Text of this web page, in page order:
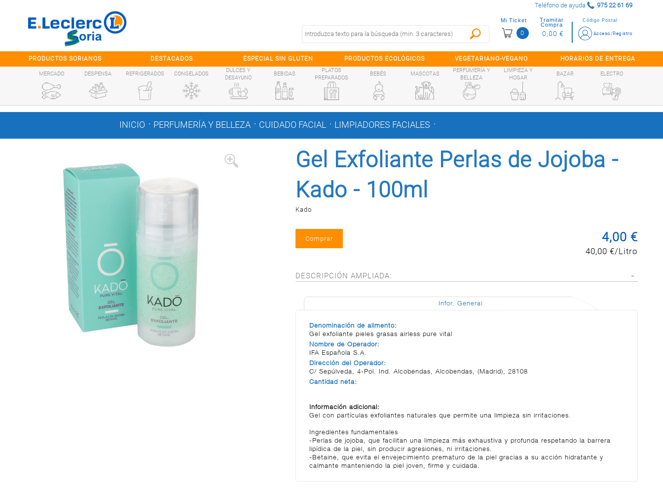
Teléfono de ayuda 975 22 61 69
Código Postal
Acceso/Registro
Mi Ticket
0
Tramitar
Compra
0,00 €
PRODUCTOS SORIANOS DESTACADOS ESPECIAL SIN GLUTEN PRODUCTOS ECOLÓGICOS VEGETARIANO-VEGANO HORARIOS DE ENTREGA
MERCADO DESPENSA REFRIGERADOS CONGELADOS
DULCES Y
DESAYUNO
BEBIDAS
PLATOS
PREPARADOS
BEBÉS MASCOTAS
PERFUMERÍA Y
BELLEZA
LIMPIEZA Y
HOGAR
BAZAR ELECTRO
INICIO . PERFUMERÍA Y BELLEZA . CUIDADO FACIAL . LIMPIADORES FACIALES .
Gel Exfoliante Perlas de Jojoba -
Kado - 100ml
Kado
4,00 €
40,00 €/Litro
DESCRIPCIÓN AMPLIADA:
Infor. General
Denominación de alimento:
Gel exfoliante pieles grasas airless pure vital
Nombre de Operador:
IFA Española S.A.
Dirección del Operador:
C/ Sepúlveda, 4-Pol. Ind. Alcobendas, Alcobendas, (Madrid), 28108
Cantidad neta:
Información adicional:
Gel con partículas exfoliantes naturales que permite una limpieza sin irritaciones.
Ingredientes fundamentales
-Perlas de jojoba, que facilitan una limpieza más exhaustiva y profunda respetando la barrera
lipídica de la piel, sin producir agresiones, ni irritaciones.
-Betaine, que evita el envejecimiento prematuro de la piel gracias a su acción hidratante y
calmante manteniendo la piel joven, firme y cuidada.